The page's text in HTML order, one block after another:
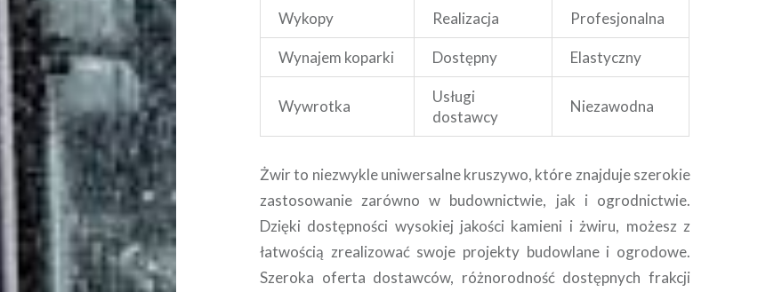
Wykopy Realizacja Profesjonalna
Wynajem koparki Dostępny Elastyczny
Wywrotka
Usługi
dostawcy
Niezawodna
Żwir to niezwykle uniwersalne kruszywo, które znajduje szerokie
zastosowanie zarówno w budownictwie, jak i ogrodnictwie.
Dzięki dostępności wysokiej jakości kamieni i żwiru, możesz z
łatwością zrealizować swoje projekty budowlane i ogrodowe.
Szeroka oferta dostawców, różnorodność dostępnych frakcji